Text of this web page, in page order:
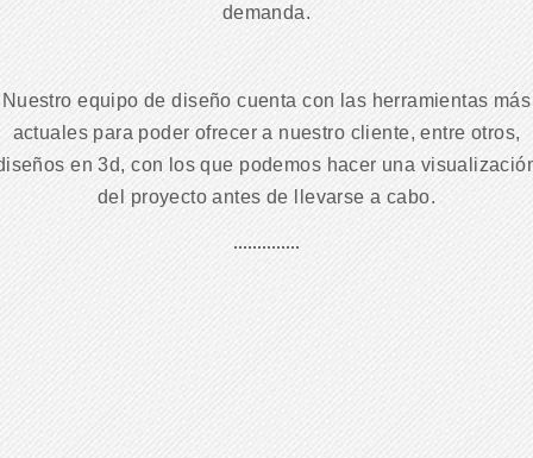
demanda.
Nuestro equipo de diseño cuenta con las herramientas más
actuales para poder ofrecer a nuestro cliente, entre otros,
en 3d, con los que podemos hacer una
del proyecto antes de llevarse a cabo.